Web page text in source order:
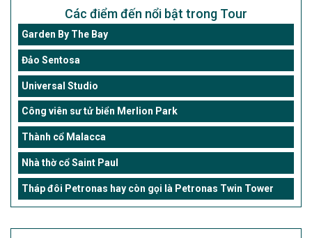
Các điểm đến nổi bật trong Tour
Garden By The Bay
Đảo Sentosa
Universal Studio
Công viên sư tử biển Merlion Park
Thành cổ Malacca
Nhà thờ cổ Saint Paul
Tháp đôi Petronas hay còn gọi là Petronas Twin Tower